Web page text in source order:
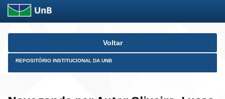
Skip
Voltar
REPOSITÓRIO INSTITUCIONAL DA UNB